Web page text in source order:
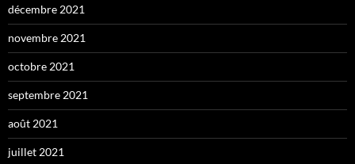
décembre 2021
novembre 2021
octobre 2021
septembre 2021
août 2021
juillet 2021